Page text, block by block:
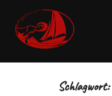
Inhalt
springen
Schlagwort: